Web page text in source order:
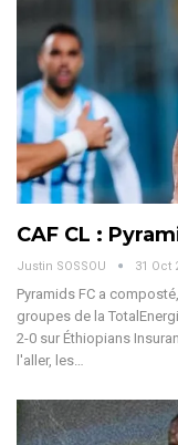
CAF CL :
Justin SOSSOU 31 Oct
Pyramids FC a
groupes de la
2-0 sur Éthiopians
l'aller, les…